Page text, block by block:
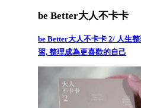
be Better大人不卡卡
be Better大人不卡卡 2/ 人生
習, 整理成為更喜歡的自己